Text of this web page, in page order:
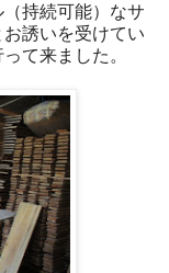
持続可能）なサ
誘いを受けてい
て来ました。